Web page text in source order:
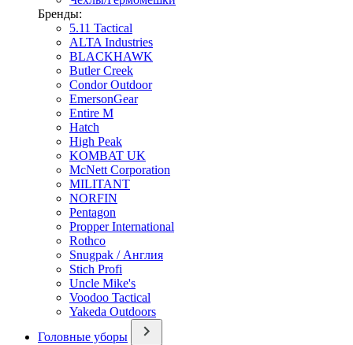
Бренды:
5.11 Tactical
ALTA Industries
BLACKHAWK
Butler Creek
Condor Outdoor
EmersonGear
Entire M
Hatch
High Peak
KOMBAT UK
McNett Corporation
MILITANT
NORFIN
Pentagon
Propper International
Rothco
Snugpak / Англия
Stich Profi
Uncle Mike's
Voodoo Tactical
Yakeda Outdoors
Головные уборы